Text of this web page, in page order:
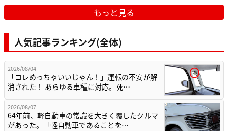
もっと見る
人気記事ランキング(全体)
2026/08/04
「コレめっちゃいいじゃん！」運転の不安が解
消された！ あらゆる車種に対応。死…
2026/08/07
64年前、軽自動車の常識を大きく覆したクルマ
があった。「軽自動車であることを…